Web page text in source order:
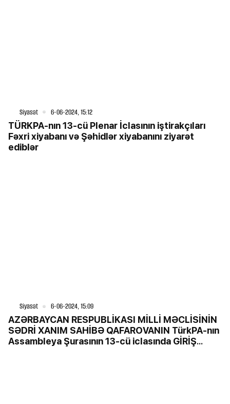
Siyasət 6-06-2024, 15:12
TÜRKPA-nın 13-cü Plenar İclasının iştirakçıları
Fəxri xiyabanı və Şəhidlər xiyabanını ziyarət
ediblər
Siyasət 6-06-2024, 15:09
AZƏRBAYCAN RESPUBLİKASI MİLLİ MƏCLİSİNİN
SƏDRİ XANIM SAHİBƏ QAFAROVANIN TürkPA-nın
Assambleya Şurasının 13-cü iclasında GİRİŞ